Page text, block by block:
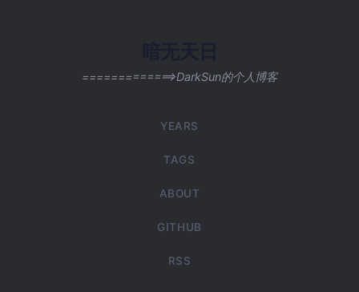
=============>DarkSun的个人博客
YEARS
TAGS
ABOUT
GITHUB
RSS